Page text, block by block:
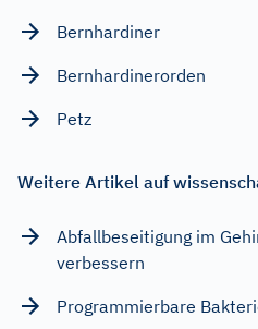
Bernhardiner
Bernhardinerorden
Petz
Weitere Artikel auf
Abfallbeseitigung im
verbessern
Programmierbare